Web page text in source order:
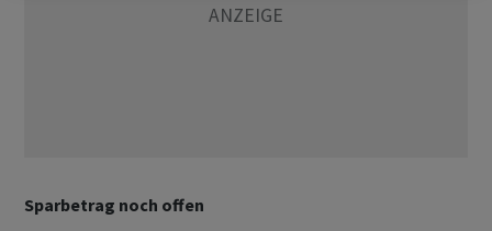
Sparbetrag noch offen